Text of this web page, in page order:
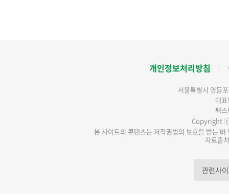
개인정보처리방침
서울특별시 영등
대
팩
Copyright
본 사이트의 콘텐츠는 저작권법의 보호를 받는
자료출
관련사